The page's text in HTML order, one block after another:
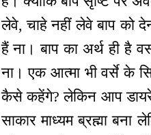
लेवे, चाहे नहीं लेवे बाप को
हैं ना। बाप का अर्थ ही है
ना। एक आत्मा भी वर्से के
कैसे कहेंगे? लेकिन आप
साकार माध्यम ब्रह्मा बना